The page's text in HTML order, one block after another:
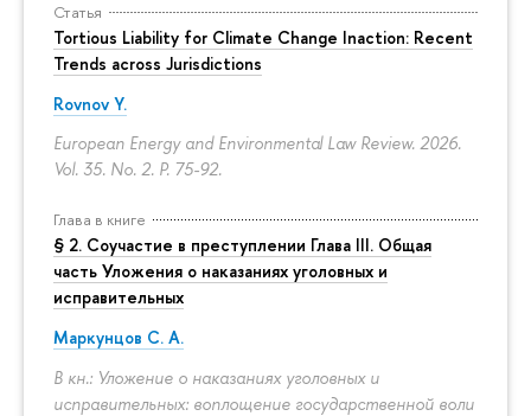
Статья
Tortious Liability for Climate Change Inaction: Recent
Trends across Jurisdictions
Rovnov Y.
European Energy and Environmental Law Review. 2026.
Vol. 35. No. 2. P. 75-92.
Глава в книге
§ 2. Соучастие в преступлении Глава III. Общая
часть Уложения о наказаниях уголовных и
исправительных
Маркунцов С. А.
В кн.: Уложение о наказаниях уголовных и
исправительных: воплощение государственной воли